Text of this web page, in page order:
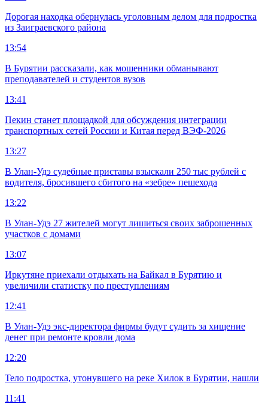
Дорогая находка обернулась уголовным делом для подростка
из Заиграевского района
13:54
В Бурятии рассказали, как мошенники обманывают
преподавателей и студентов вузов
13:41
Пекин станет площадкой для обсуждения интеграции
транспортных сетей России и Китая перед ВЭФ-2026
13:27
В Улан-Удэ судебные приставы взыскали 250 тыс рублей с
водителя, бросившего сбитого на «зебре» пешехода
13:22
В Улан-Удэ 27 жителей могут лишиться своих заброшенных
участков с домами
13:07
Иркутяне приехали отдыхать на Байкал в Бурятию и
увеличили статистку по преступлениям
12:41
В Улан-Удэ экс-директора фирмы будут судить за хищение
денег при ремонте кровли дома
12:20
Тело подростка, утонувшего на реке Хилок в Бурятии, нашли
11:41